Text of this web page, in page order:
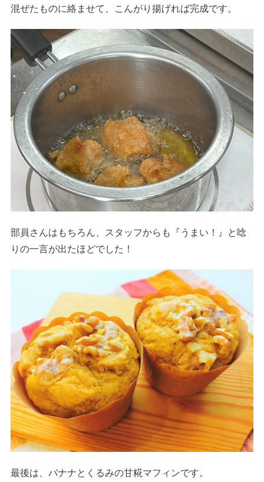
混ぜたものに絡ませて、こんがり揚げれば完成です。
部員さんはもちろん、スタッフからも『うまい！』と唸
りの一言が出たほどでした！
最後は、バナナとくるみの甘糀マフィンです。